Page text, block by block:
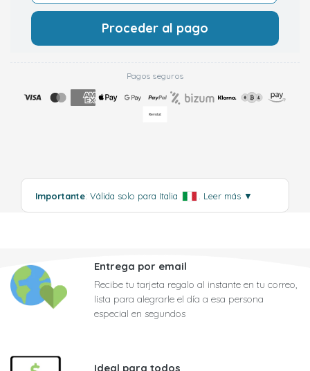
Proceder al pago
Pagos seguros
Importante: Válida solo para Italia Leer más ▼
Entrega por email
Recibe tu tarjeta regalo al instante en tu correo,
lista para alegrarle el día a esa persona
especial en segundos
Ideal para todos